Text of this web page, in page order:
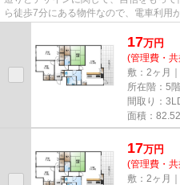
ら徒歩7分にある物件なので、電車利用
17万円
(管理費・
敷：2ヶ月
所在階：5階
間取り：
面積：
17万円
(管理費・
敷：2ヶ月